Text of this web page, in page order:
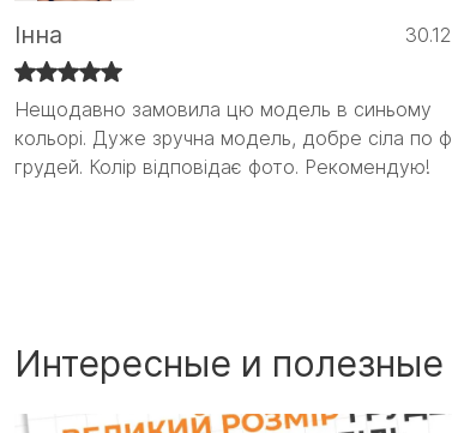
Інна
Нещодавно замовила цю модель в синьому
кольорі. Дуже зручна модель, добре сіла по
грудей. Колір відповідає фото. Рекомендую!
Нещодавно замовила цю модель в синьому
кольорі. Дуже зручна модель, добре сіла по
грудей. Колір відповідає фото. Рекомендую! :)
Интересные и полезные